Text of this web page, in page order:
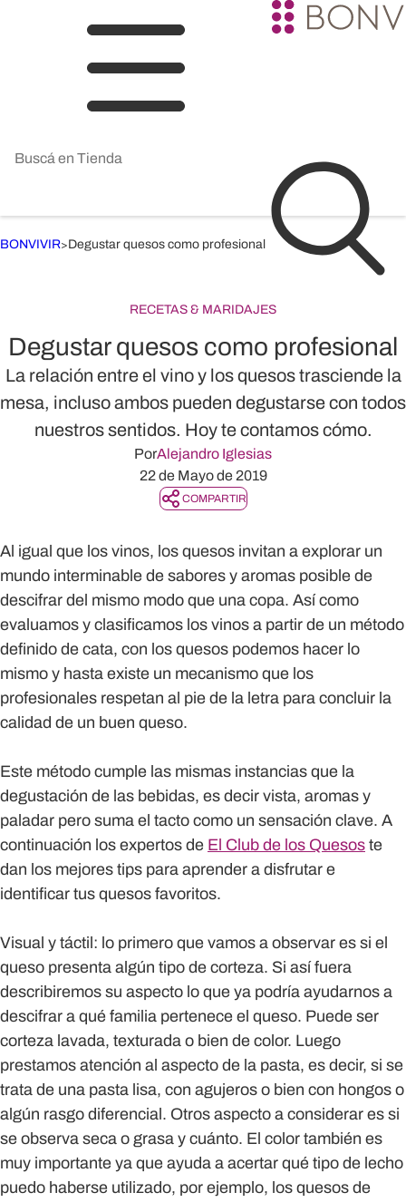
BONVIVIR>Degustar quesos como profesional
RECETAS & MARIDAJES
Degustar quesos como profesional
La relación entre el vino y los quesos trasciende la
mesa, incluso ambos pueden degustarse con todos
nuestros sentidos. Hoy te contamos cómo.
PorAlejandro Iglesias
22 de Mayo de 2019
COMPARTIR
Al igual que los vinos, los quesos invitan a explorar un
mundo interminable de sabores y aromas posible de
descifrar del mismo modo que una copa. Así como
evaluamos y clasificamos los vinos a partir de un método
definido de cata, con los quesos podemos hacer lo
mismo y hasta existe un mecanismo que los
profesionales respetan al pie de la letra para concluir la
calidad de un buen queso.
Este método cumple las mismas instancias que la
degustación de las bebidas, es decir vista, aromas y
paladar pero suma el tacto como un sensación clave. A
continuación los expertos de El Club de los Quesos te
dan los mejores tips para aprender a disfrutar e
identificar tus quesos favoritos.
Visual y táctil: lo primero que vamos a observar es si el
queso presenta algún tipo de corteza. Si así fuera
describiremos su aspecto lo que ya podría ayudarnos a
descifrar a qué familia pertenece el queso. Puede ser
corteza lavada, texturada o bien de color. Luego
prestamos atención al aspecto de la pasta, es decir, si se
trata de una pasta lisa, con agujeros o bien con hongos o
algún rasgo diferencial. Otros aspecto a considerar es si
se observa seca o grasa y cuánto. El color también es
muy importante ya que ayuda a acertar qué tipo de lecho
puedo haberse utilizado, por ejemplo, los quesos de